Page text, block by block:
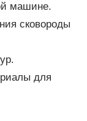
машине.
сковороды
для